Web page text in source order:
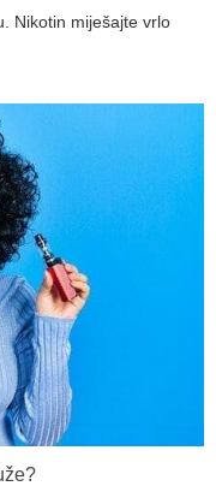
Nikotin miješajte vrlo